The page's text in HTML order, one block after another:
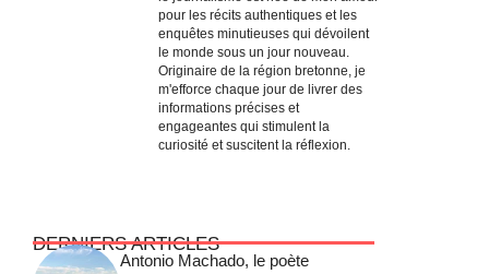
pour les récits authentiques et les
enquêtes minutieuses qui dévoilent
le monde sous un jour nouveau.
Originaire de la région bretonne, je
m'efforce chaque jour de livrer des
informations précises et
engageantes qui stimulent la
curiosité et suscitent la réflexion.
DERNIERS ARTICLES
Antonio Machado, le poète